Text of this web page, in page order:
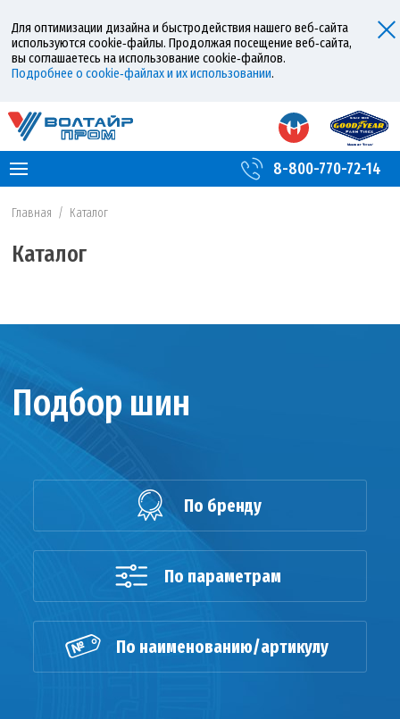
Для оптимизации дизайна и быстродействия нашего веб‑сайта
используются cookie‑файлы. Продолжая посещение веб‑сайта,
вы соглашаетесь на использование cookie‑файлов.
Подробнее о cookie‑файлах и их использовании.
8-800-770-72-14
Главная / Каталог
Каталог
Подбор шин
По бренду
По параметрам
По наименованию/артикулу